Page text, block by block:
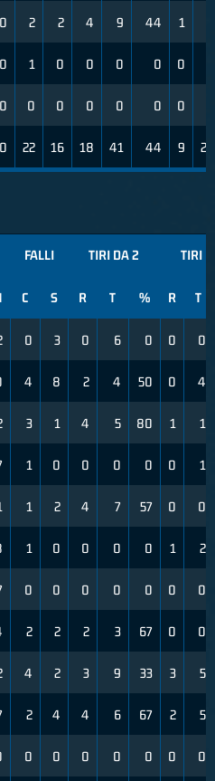
2 2 4 9 44 1
1 0 0 0 0 0
0 0 0 0 0 0 0
22 16 18 41 44 9 28
FALLI TIRI DA 2 TIRI
C S R T % R T
0 3 0 6 0 0 0
4 8 2 4 50 0 4
3 1 4 5 80 1 1
1 0 0 0 0 0 1
1 2 4 7 57 0 0
1 0 0 0 0 1 2
0 0 0 0 0 0 0
2 2 2 3 67 0 0
4 2 3 9 33 3 5
2 4 4 6 67 2 5
0 0 0 0 0 0 0